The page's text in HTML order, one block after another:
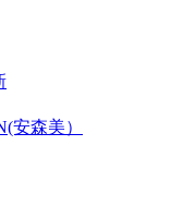
安森美）